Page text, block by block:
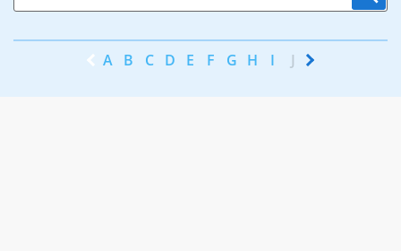
A B C D E F G H I J K